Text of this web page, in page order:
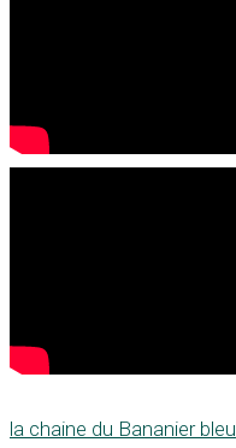
la chaine du Bananier bleu